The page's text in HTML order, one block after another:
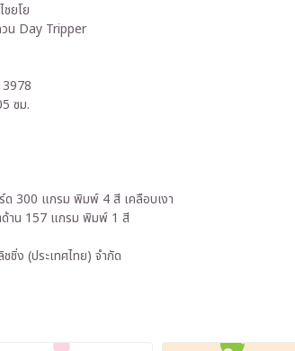
ยโย
น Day Tripper
ซม.
ด 300 แกรม พิมพ์ 4 สี เคลือบเงา
ด้าน 157 แกรม พิมพ์ 1 สี
ง (ประเทศไทย) จำกัด